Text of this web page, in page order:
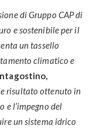
di Gruppo CAP di
e sostenibile per il
un tassello
climatico e
risultato ottenuto in
e l’impegno del
un sistema idrico